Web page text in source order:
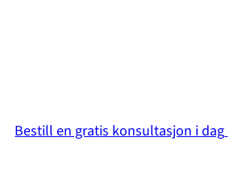
Bestill en gratis konsultasjon i dag